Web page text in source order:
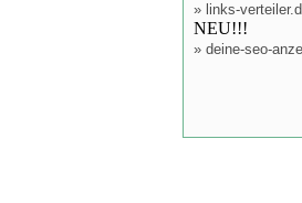
» links-
NEU!!!
» deine-seo-